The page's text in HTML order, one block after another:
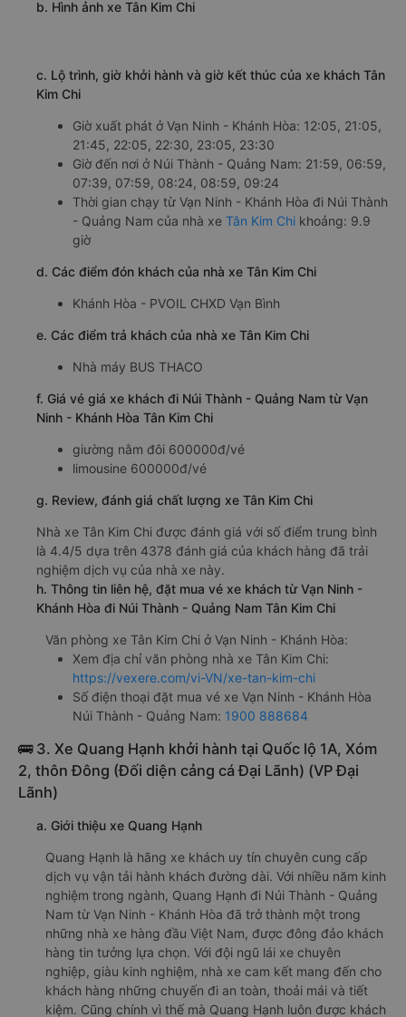
b. Hình ảnh xe Tân Kim Chi
c. Lộ trình, giờ khởi hành và giờ kết thúc của xe khách Tân
Kim Chi
Giờ xuất phát ở Vạn Ninh - Khánh Hòa: 12:05, 21:05,
21:45, 22:05, 22:30, 23:05, 23:30
Giờ đến nơi ở Núi Thành - Quảng Nam: 21:59, 06:59,
07:39, 07:59, 08:24, 08:59, 09:24
- Quảng Nam của nhà xeTân Kim Chi
giờ
d. Các điểm đón khách của nhà xe Tân Kim Chi
Khánh Hòa - PVOIL CHXD Vạn Bình
e. Các điểm trả khách của nhà xe Tân Kim Chi
Nhà máy BUS THACO
f. Giá vé giá xe khách đi Núi Thành - Quảng Nam từ Vạn
Ninh - Khánh Hòa Tân Kim Chi
giường nằm đôi 600000đ/vé
limousine 600000đ/vé
Nhà xe Tân Kim Chi được đánh giá với số điểm trung bình
là 4.4/5 dựa trên 4378 đánh giá của khách hàng đã trải
nghiệm dịch vụ của nhà xe này.
h. Thông tin liên hệ, đặt mua vé xe khách từ Vạn Ninh -
Văn phòng xe Tân Kim Chi ở Vạn Ninh - Khánh Hòa:
Xem địa chỉ văn phòng nhà xe Tân Kim Chi:
https://vexere.com/vi-VN/xe-tan-kim-chi
Số điện thoại đặt mua vé xe Vạn Ninh - Khánh Hòa
Núi Thành - Quảng Nam:1900 888684
🚌 3. Xe Quang Hạnh khởi hành tại Quốc lộ 1A, Xóm
2, thôn Đông (Đối diện cảng cá Đại Lãnh) (VP Đại